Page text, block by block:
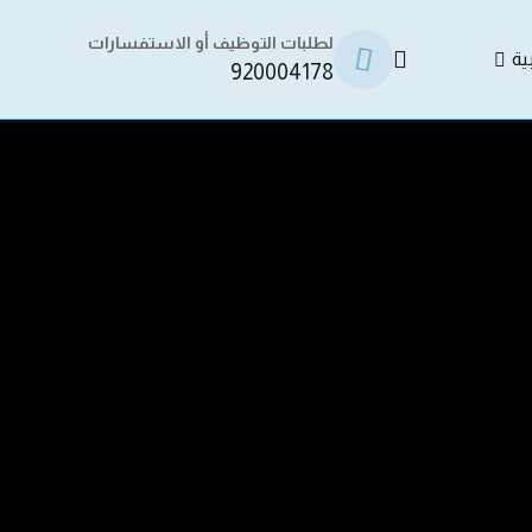
لطلبات التوظيف أو الاستفسارات
920004178